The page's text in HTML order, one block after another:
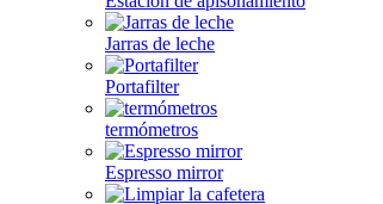
Jarras de leche
Portafilter
termómetros
Espresso mirror